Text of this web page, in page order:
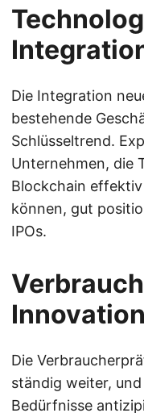
Die Integration
bestehende
Schlüsseltrend.
Unternehmen, die
Blockchain
können, gut
IPOs.
Die
ständig weiter,
Bedürfnisse